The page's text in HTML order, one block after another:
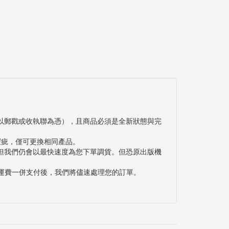
戳或收執聯為憑），且商品必須是全新狀態與完
，僅可更換相同產品。
們仍會以最快速度為您下單調貨。但恐原出版機
一併支付後，我們將儘速處理您的訂單。